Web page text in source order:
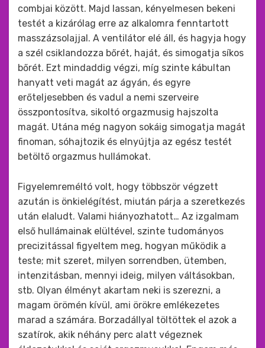
combjai között. Majd lassan, kényelmesen bekeni
testét a kizárólag erre az alkalomra fenntartott
masszázsolajjal. A ventilátor elé áll, és hagyja hogy
a szél csiklandozza bőrét, haját, és simogatja síkos
bőrét. Ezt mindaddig végzi, míg szinte kábultan
hanyatt veti magát az ágyán, és egyre
erőteljesebben és vadul a nemi szerveire
összpontosítva, sikoltó orgazmusig hajszolta
magát. Utána még nagyon sokáig simogatja magát
finoman, sóhajtozik és elnyújtja az egész testét
betöltő orgazmus hullámokat.
Figyelemreméltó volt, hogy többször végzett
azután is önkielégítést, miután párja a szeretkezés
után elaludt. Valami hiányozhatott… Az izgalmam
első hullámainak elültével, szinte tudományos
precizitással figyeltem meg, hogyan működik a
teste; mit szeret, milyen sorrendben, ütemben,
intenzitásban, mennyi ideig, milyen váltásokban,
stb. Olyan élményt akartam neki is szerezni, a
magam örömén kívül, ami örökre emlékezetes
marad a számára. Borzadállyal töltöttek el azok a
szatírok, akik néhány perc alatt végeznek